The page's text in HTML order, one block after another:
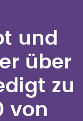
über
zu
von
und
über
zu
von